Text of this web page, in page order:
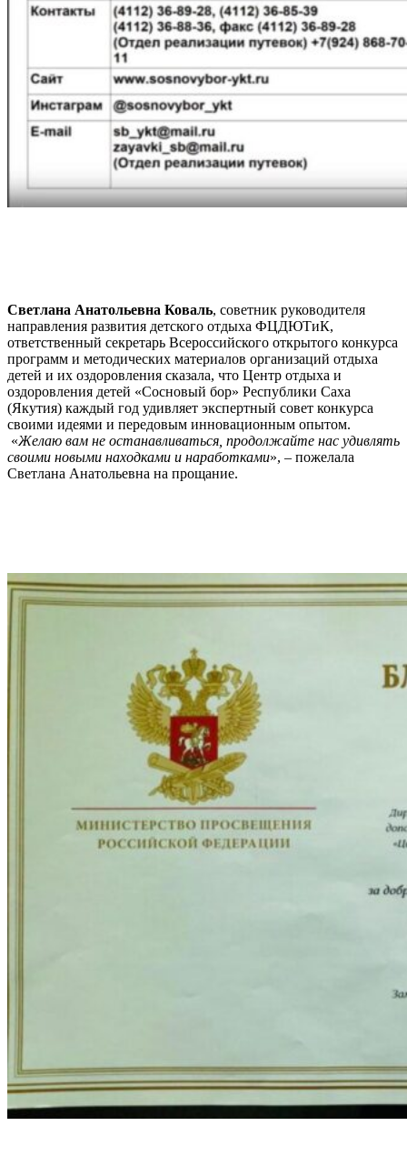
Светлана Анатольевна Коваль, советник руководителя
направления развития детского отдыха ФЦДЮТиК,
ответственный секретарь Всероссийского открытого конкурса
программ и методических материалов организаций отдыха
детей и их оздоровления сказала, что Центр отдыха и
оздоровления детей «Сосновый бор» Республики Саха
(Якутия) каждый год удивляет экспертный совет конкурса
своими идеями и передовым инновационным опытом.
«Желаю вам не останавливаться, продолжайте нас удивлять
своими новыми находками и наработками», – пожелала
Светлана Анатольевна на прощание.